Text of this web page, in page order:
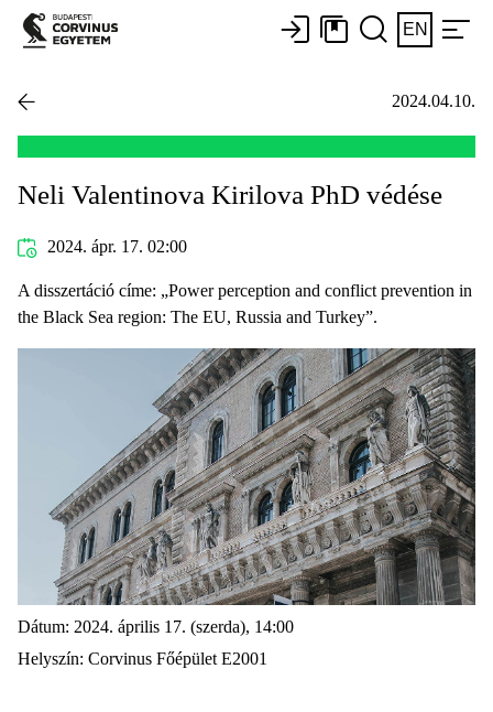
EN
2024.04.10.
Neli Valentinova Kirilova PhD védése
2024. ápr. 17. 02:00
A disszertáció címe: „Power perception and conflict prevention in
the Black Sea region: The EU, Russia and Turkey”.
Dátum: 2024. április 17. (szerda), 14:00
Helyszín: Corvinus Főépület E2001